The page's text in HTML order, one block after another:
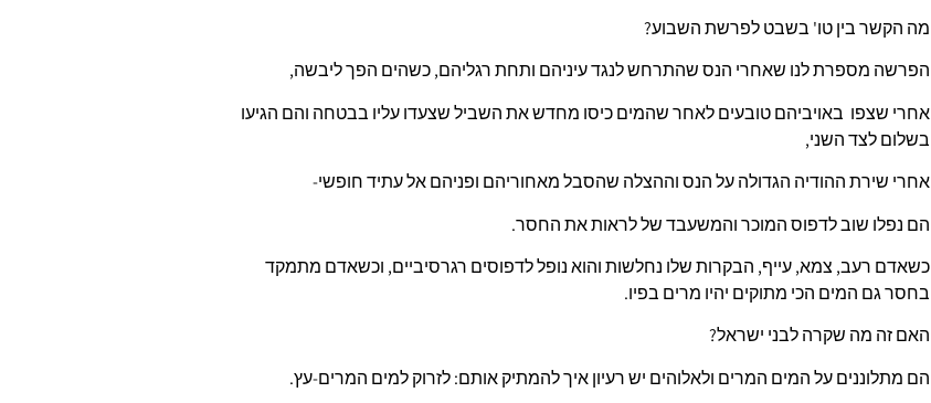
מה הקשר בין טו' בשבט לפרשת השבוע?
הפרשה מספרת לנו שאחרי הנס שהתרחש לנגד עיניהם ותחת רגליהם, כשהים הפך ליבשה,
אחרי שצפו באויביהם טובעים לאחר שהמים כיסו מחדש את השביל שצעדו עליו בבטחה והם הגיעו
בשלום לצד השני,
אחרי שירת ההודיה הגדולה על הנס וההצלה שהסבל מאחוריהם ופניהם אל עתיד חופשי-
הם נפלו שוב לדפוס המוכר והמשעבד של לראות את החסר.
כשאדם רעב, צמא, עייף, הבקרות שלו נחלשות והוא נופל לדפוסים רגרסיביים, וכשאדם מתמקד
בחסר גם המים הכי מתוקים יהיו מרים בפיו.
האם זה מה שקרה לבני ישראל?
הם מתלוננים על המים המרים ולאלוהים יש רעיון איך להמתיק אותם: לזרוק למים המרים-עץ.